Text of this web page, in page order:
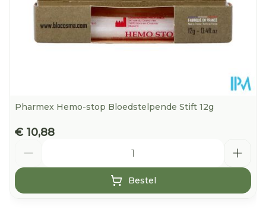
Pharmex Hemo-stop Bloedstelpende Stift 12g
€ 10,88
Bestel